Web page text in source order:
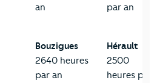
an
par an
Bouzigues
2640 heures
par an
Hérault
2500
heures par